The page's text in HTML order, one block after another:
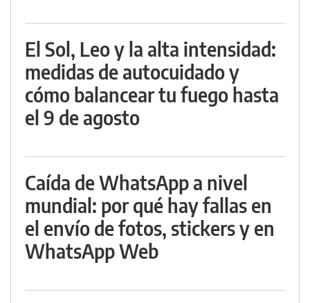
El Sol, Leo y la alta intensidad:
medidas de autocuidado y
cómo balancear tu fuego hasta
el 9 de agosto
Caída de WhatsApp a nivel
mundial: por qué hay fallas en
el envío de fotos, stickers y en
WhatsApp Web